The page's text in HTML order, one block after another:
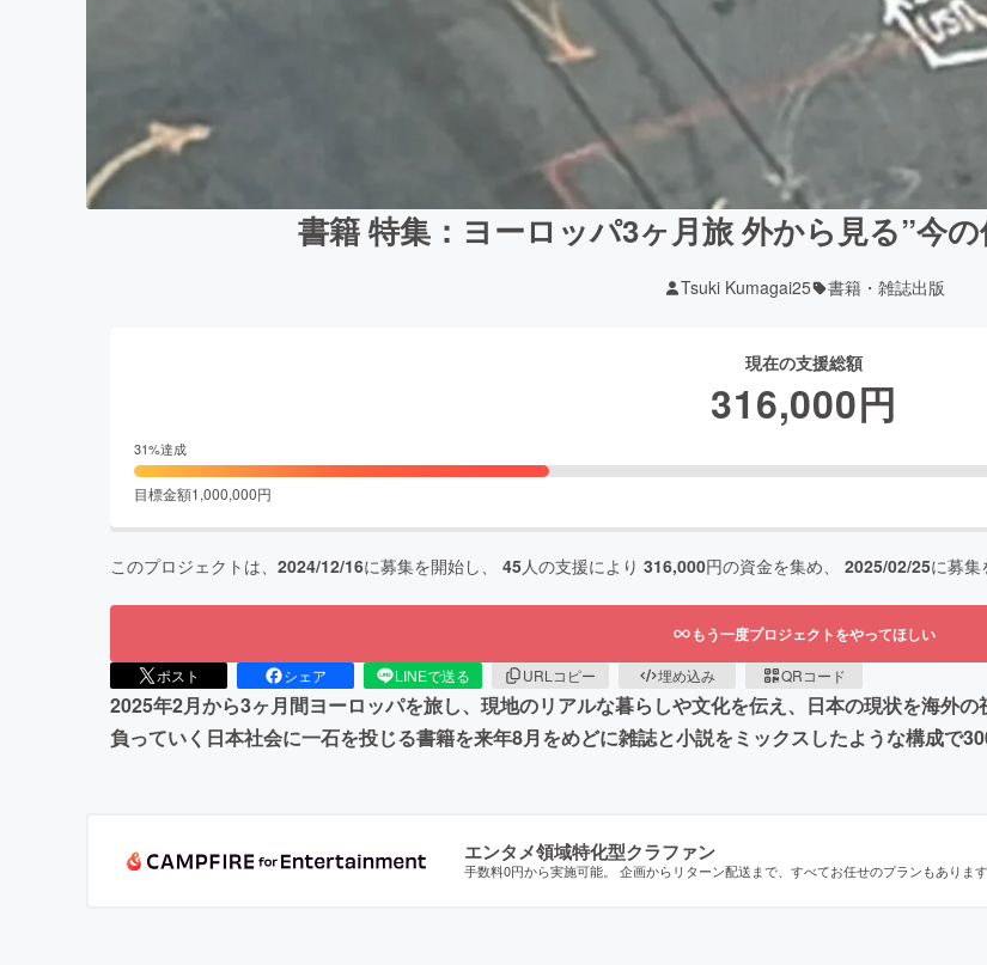
書籍 特集：ヨーロッパ3ヶ月旅 外から見る”今
Tsuki Kumagai25 書籍・雑誌出版
現在の支援総額
316,000円
31%達成
目標金額1,000,000円
このプロジェクトは、 2024/12/16に募集を開始し、 45人の支援により 316,000円の資金を集め、 2025/02/25に募集
もう一度プロジェクトをやってほしい
ポスト シェア LINEで送る URLコピー 埋め込み QRコード
2025年2月から3ヶ月間ヨーロッパを旅し、現地のリアルな暮らしや文化を伝え、日本の現状を海外
負っていく日本社会に一石を投じる書籍を来年8月をめどに雑誌と小説をミックスしたような構成で
エンタメ領域特化型クラファン
手数料0円から実施可能。 企画からリターン配送まで、すべてお任せのプランもあります